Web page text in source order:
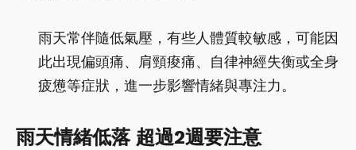
雨天常伴隨低氣壓，有些人體質較敏感，可能因
此出現偏頭痛、肩頸痠痛、自律神經失衡或全身
疲憊等症狀，進一步影響情緒與專注力。
雨天情緒低落 超過2週要注意